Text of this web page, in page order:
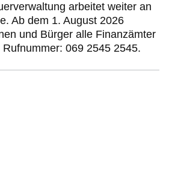
arbeitet weiter an
Ab dem 1. August 2026
und Bürger alle Finanzämter
069 2545 2545.